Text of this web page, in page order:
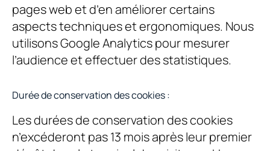
pages web et d’en améliorer certains
aspects techniques et ergonomiques. Nous
utilisons Google Analytics pour mesurer
l’audience et effectuer des statistiques.
Durée de conservation des cookies :
Les durées de conservation des cookies
n’excéderont pas 13 mois après leur premier